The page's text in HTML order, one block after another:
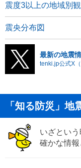
震度3以上の地域別
震央分布図
最新の地震
tenki.jp公式X
「知る防災」地
いざとい
確かな情